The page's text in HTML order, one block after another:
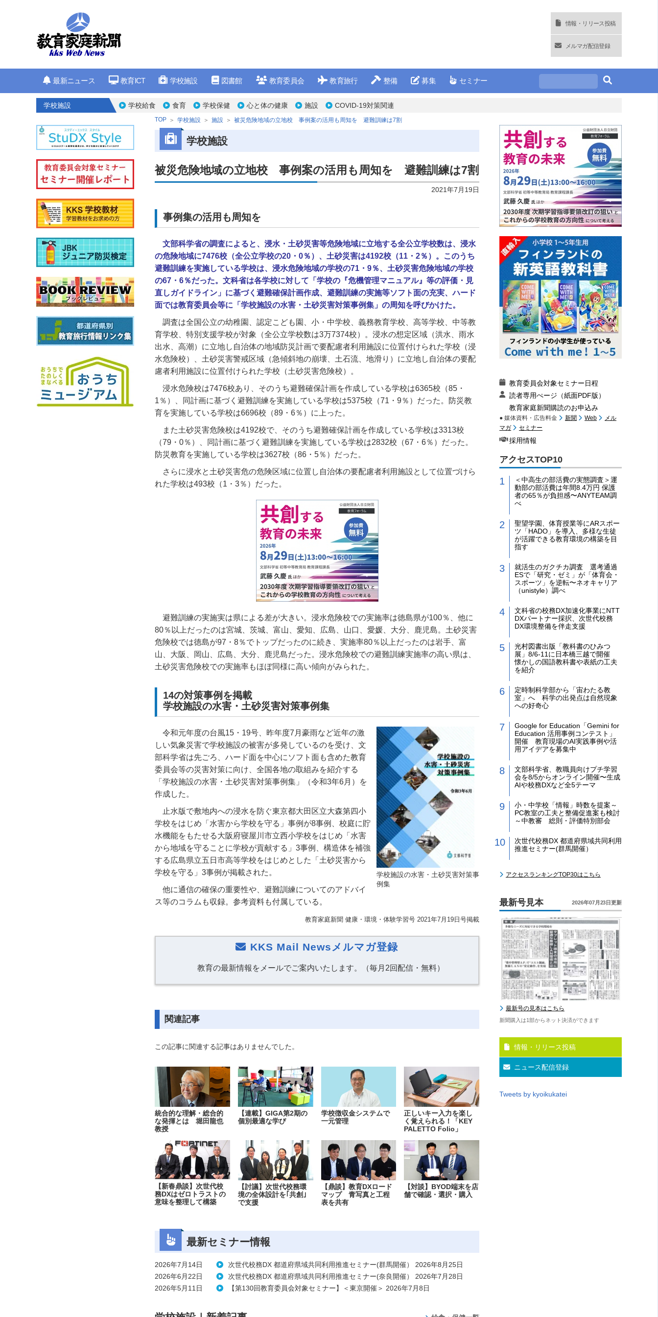
情報・リリース投稿
メルマガ配信登録
最新ニュース 教育ICT 学校施設 図書館 教育委員会 教育旅行 整備 募集 セミナー
学校施設 学校給食 食育 学校保健 心と体の健康 施設 COVID-19対策関連
TOP 学校施設 施設 被災危険地域の立地校 事例案の活用も周知を 避難訓練は7割
学校施設
被災危険地域の立地校 事例案の活用も周知を 避難訓練は7割
2021年7月19日
事例集の活用も周知を
文部科学省の調査によると、浸水・土砂災害等危険地域に立地する全公立学校数は、浸水
の危険地域に7476校（全公立学校の20・0％）、土砂災害は4192校（11・2％）。このうち
避難訓練を実施している学校は、浸水危険地域の学校の71・9％、土砂災害危険地域の学校
の67・6％だった。文科省は各学校に対して「学校の『危機管理マニュアル』等の評価・見
直しガイドライン」に基づく避難確保計画作成、避難訓練の実施等ソフト面の充実、ハード
面では教育委員会等に「学校施設の水害・土砂災害対策事例集」の周知を呼びかけた。
調査は全国公立の幼稚園、認定こども園、小・中学校、義務教育学校、高等学校、中等教
育学校、特別支援学校が対象（全公立学校数は3万7374校）。浸水の想定区域（洪水、雨水
出水、高潮）に立地し自治体の地域防災計画で要配慮者利用施設に位置付けられた学校（浸
水危険校）、土砂災害警戒区域（急傾斜地の崩壊、土石流、地滑り）に立地し自治体の要配
慮者利用施設に位置付けられた学校（土砂災害危険校）。
浸水危険校は7476校あり、そのうち避難確保計画を作成している学校は6365校（85 ・
1 ％）、同計画に基づく避難訓練を実施している学校は5375校（71 ・ 9％）だった。防災教
育を実施している学校は6696校（89 ・ 6％）に上った。
また土砂災害危険校は4192校で、そのうち避難確保計画を作成している学校は3313校
（79 ・ 0％）、同計画に基づく避難訓練を実施している学校は2832校（67 ・ 6％）だった。
防災教育を実施している学校は3627校（86 ・ 5％）だった。
さらに浸水と土砂災害危の危険区域に位置し自治体の要配慮者利用施設として位置づけら
れた学校は493校（1 ・ 3％）だった。
避難訓練の実施実は県による差が大きい。浸水危険校での実施率は徳島県が100％、他に
80％以上だったのは宮城、茨城、富山、愛知、広島、山口、愛媛、大分、鹿児島。土砂災害
危険校では徳島が97 ・ 8％でトップだったのに続き、実施率80％以上だったのは岩手、富
山、大阪、岡山、広島、大分、鹿児島だった。浸水危険校での避難訓練実施率の高い県は、
土砂災害危険校での実施率もほぼ同様に高い傾向がみられた。
14の対策事例を掲載
学校施設の水害・土砂災害対策事例集
学校施設の水害・土砂災害対策事
例集
令和元年度の台風15 ・ 19号、昨年度7 月豪雨など近年の激
しい気象災害で学校施設の被害が多発しているのを受け、文
部科学省は先ごろ、ハード面を中心にソフト面も含めた教育
委員会等の災害対策に向け、全国各地の取組みを紹介する
「学校施設の水害・土砂災害対策事例集」（令和3年6月）を
作成した。
止水版で敷地内への浸水を防ぐ東京都大田区立大森第四小
学校をはじめ「水害から学校を守る」事例が8事例、校庭に貯
水機能をもたせる大阪府寝屋川市立西小学校をはじめ「水害
から地域を守ることに学校が貢献する」 3事例、構造体を補強
する広島県立五日市高等学校をはじめとした「土砂災害から
学校を守る」 3事例が掲載された。
他に通信の確保の重要性や、避難訓練についてのアドバイ
ス等のコラムも収録。参考資料も付属している。
教育家庭新聞 健康・環境・体験学習号 2021年7月19日号掲載
KKS Mail Newsメルマガ登録
教育の最新情報をメールでご案内いたします。（毎月2回配信・無料）
関連記事
この記事に関連する記事はありませんでした。
統合的な理解・総合的
な発揮とは 堀田龍也
教授
【連載】GIGA第2期の
個別最適な学び
学校徴収金システムで
一元管理
正しいキー入力を楽し
く覚えられる！「KEY
PALETTO Folio」
【新春鼎談】次世代校
務DXはゼロトラストの
意味を整理して構築
【討議】次世代校務環
境の全体設計を｢共創｣
で支援
【鼎談】教育DXロード
マップ 青写真と工程
表を共有
【対談】BYOD端末を店
舗で確認・選択・購入
最新セミナー情報
2026年7月14日
次世代校務DX 都道府県域共同利用推進セミナー(群馬開催） 2026年8月25日
2026年6月22日
次世代校務DX 都道府県域共同利用推進セミナー(奈良開催） 2026年7月28日
2026年5月11日
【第130回教育委員会対象セミナー】＜東京開催＞ 2026年7月8日
教育委員会対象セミナー日程
読者専用ぺージ（紙面PDF版）
教育家庭新聞購読のお申込み
● 媒体資料・広告料金 新聞 Web
メル
マガ
セミナー
採用情報
アクセスTOP10
＜中高生の部活費の実態調査＞運
動部の部活費は年間8.4万円 保護
者の65％が負担感〜ANYTEAM調
べ
聖望学園、体育授業等にARスポー
ツ「HADO」を導入、多様な生徒
が活躍できる教育環境の構築を目
指す
就活生のガクチカ調査 選考通過
ESで「研究・ゼミ」が「体育会・
スポーツ」を逆転〜ネオキャリア
（unistyle）調べ
文科省の校務DX加速化事業にNTT
DXパートナー採択、次世代校務
DX環境整備を伴走支援
光村図書出版「教科書のひみつ
展」8/6-11に日本橋三越で開催
懐かしの国語教科書や表紙の工夫
を紹介
定時制科学部から「宙わたる教
室」へ 科学の出発点は自然現象
への好奇心
Google for Education「Gemini for
Education 活用事例コンテスト」
開催 教育現場のAI実践事例や活
用アイデアを募集中
文部科学省、教職員向けプチ学習
会を8/5からオンライン開催〜生成
AIや校務DXなど全5テーマ
小・中学校「情報」時数を提案～
PC教室の工夫と整備促進案も検討
～中教審 総則・評価特別部会
次世代校務DX 都道府県域共同利用
推進セミナー(群馬開催）
アクセスランキングTOP30はこちら
最新号見本 2026年07月23日更新
最新号の見本はこちら
新聞購入は1部からネット決済ができます
情報・リリース投稿
ニュース配信登録
Tweets by kyoikukatei